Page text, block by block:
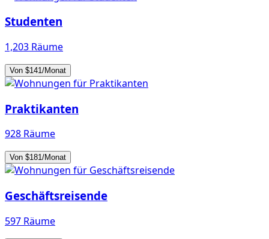
Studenten
1,203 Räume
Von $141/Monat
Praktikanten
928 Räume
Von $181/Monat
Geschäftsreisende
597 Räume